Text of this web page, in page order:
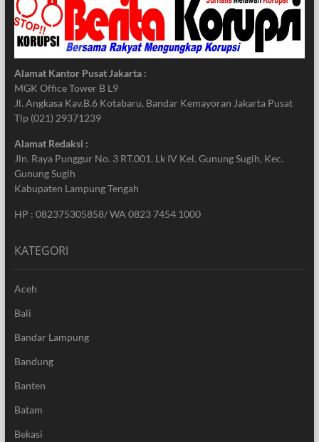
Alamat Kantor Pusat Jakarta :
MGK Office Tower B L9
Jl. Angkasa Kav.B.6 Kotabaru, Bandar Kemayoran Jakarta Pusat
Tlp (021) 29371239
Alamat Redaksi :
Jln. Raya Punggur No. 3 RT.001. Lk IV Kel. Gunung Sugih, Kec.
Gunung Sugih
Kabupaten Lampung Tengah
HP : 082375305858/ WA 0823 7454 1000
KATEGORI
Aceh
Bali
Bandar Lampung
Bandung
Banten
Batam
Bekasi